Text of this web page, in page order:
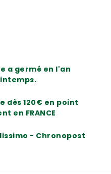
a germé en l'an
dès 120€ en point
en FRANCE
- Chronopost